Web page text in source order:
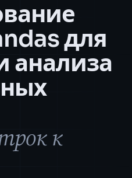
для
анализа
к